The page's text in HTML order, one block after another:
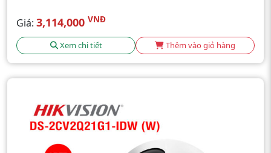
Giá: 3,114,000 VNĐ
Xem chi tiết Thêm vào giỏ hàng